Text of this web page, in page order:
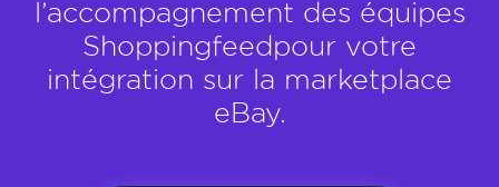
l’accompagnement des équipes
Shoppingfeedpour votre
intégration sur la marketplace
eBay.